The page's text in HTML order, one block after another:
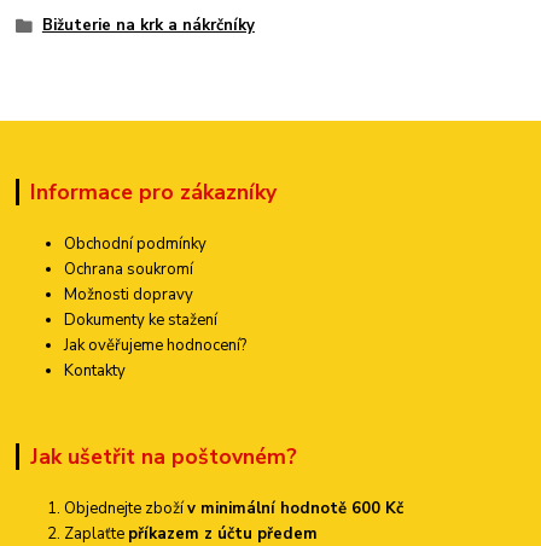
Bižuterie na krk a nákrčníky
Informace pro zákazníky
Obchodní podmínky
Ochrana soukromí
Možnosti dopravy
Dokumenty ke stažení
Jak ověřujeme hodnocení?
Kontakty
Jak ušetřit na poštovném?
Objednejte zbožív minimální hodnotě 600 Kč
Zaplaťte příkazem z účtu předem